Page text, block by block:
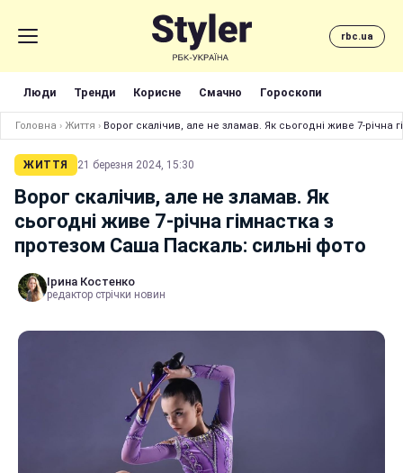
rbc.ua
Люди Тренди Корисне Смачно Гороскопи
Головна › Життя › Ворог скалічив, але не зламав. Як сьогодні живе 7-річна
ЖИТТЯ 21 березня 2024, 15:30
Ворог скалічив, але не зламав. Як
сьогодні живе 7-річна гімнастка з
протезом Саша Паскаль: сильні фото
Ірина Костенко
редактор стрічки новин